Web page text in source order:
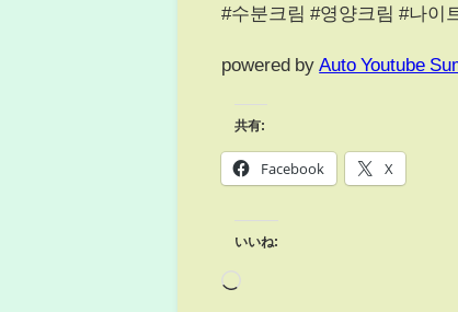
#수분크림 #영양크림 #나이
powered by Auto Youtube
共有:
Facebook X
いいね: